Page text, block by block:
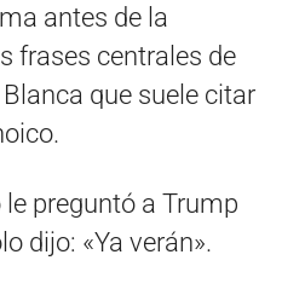
antes de la
frases centrales de
que suele citar
preguntó a Trump
dijo: «Ya verán».